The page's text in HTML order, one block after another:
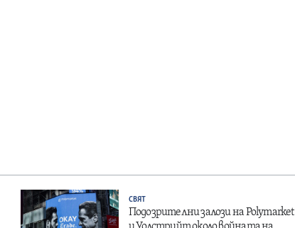
СВЯТ
Подозрителни залози на Polymarket